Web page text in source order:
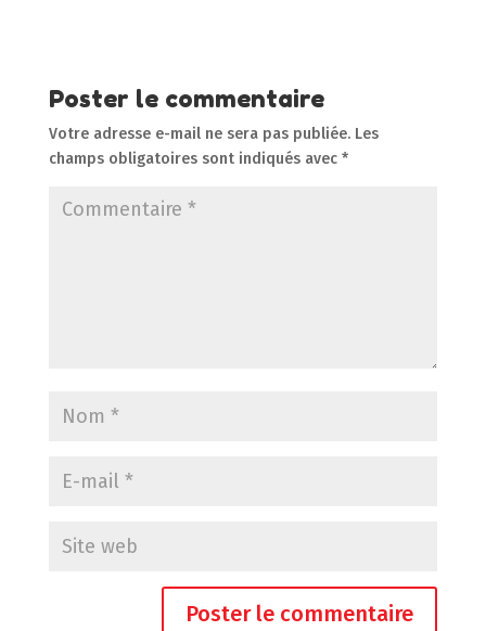
Poster le commentaire
Votre adresse e-mail ne sera pas publiée. Les
champs obligatoires sont indiqués avec *